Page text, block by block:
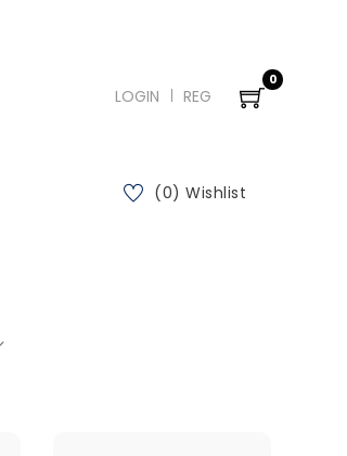
LOGIN REG
0
(0) Wishlist